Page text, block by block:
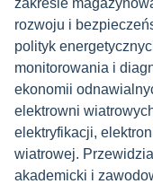
zakresie
rozwoju i
polityk
monitorowania i
ekonomii
elektrowni
elektryfikacji,
wiatrowej.
akademicki i